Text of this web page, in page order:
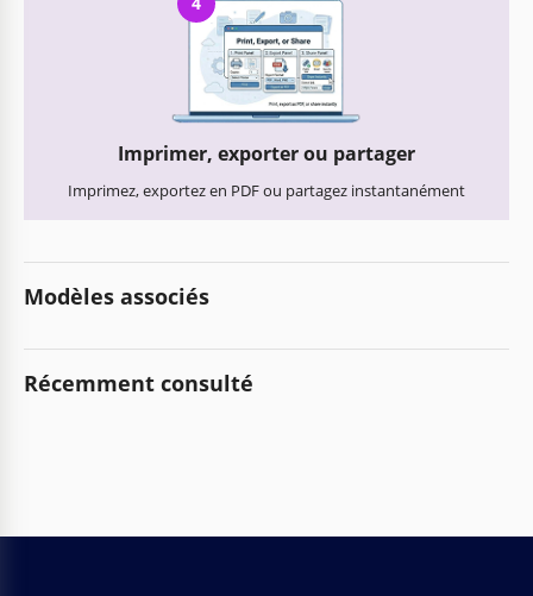
Imprimer, exporter ou partager
Imprimez, exportez en PDF ou partagez instantanément
Modèles associés
Récemment consulté